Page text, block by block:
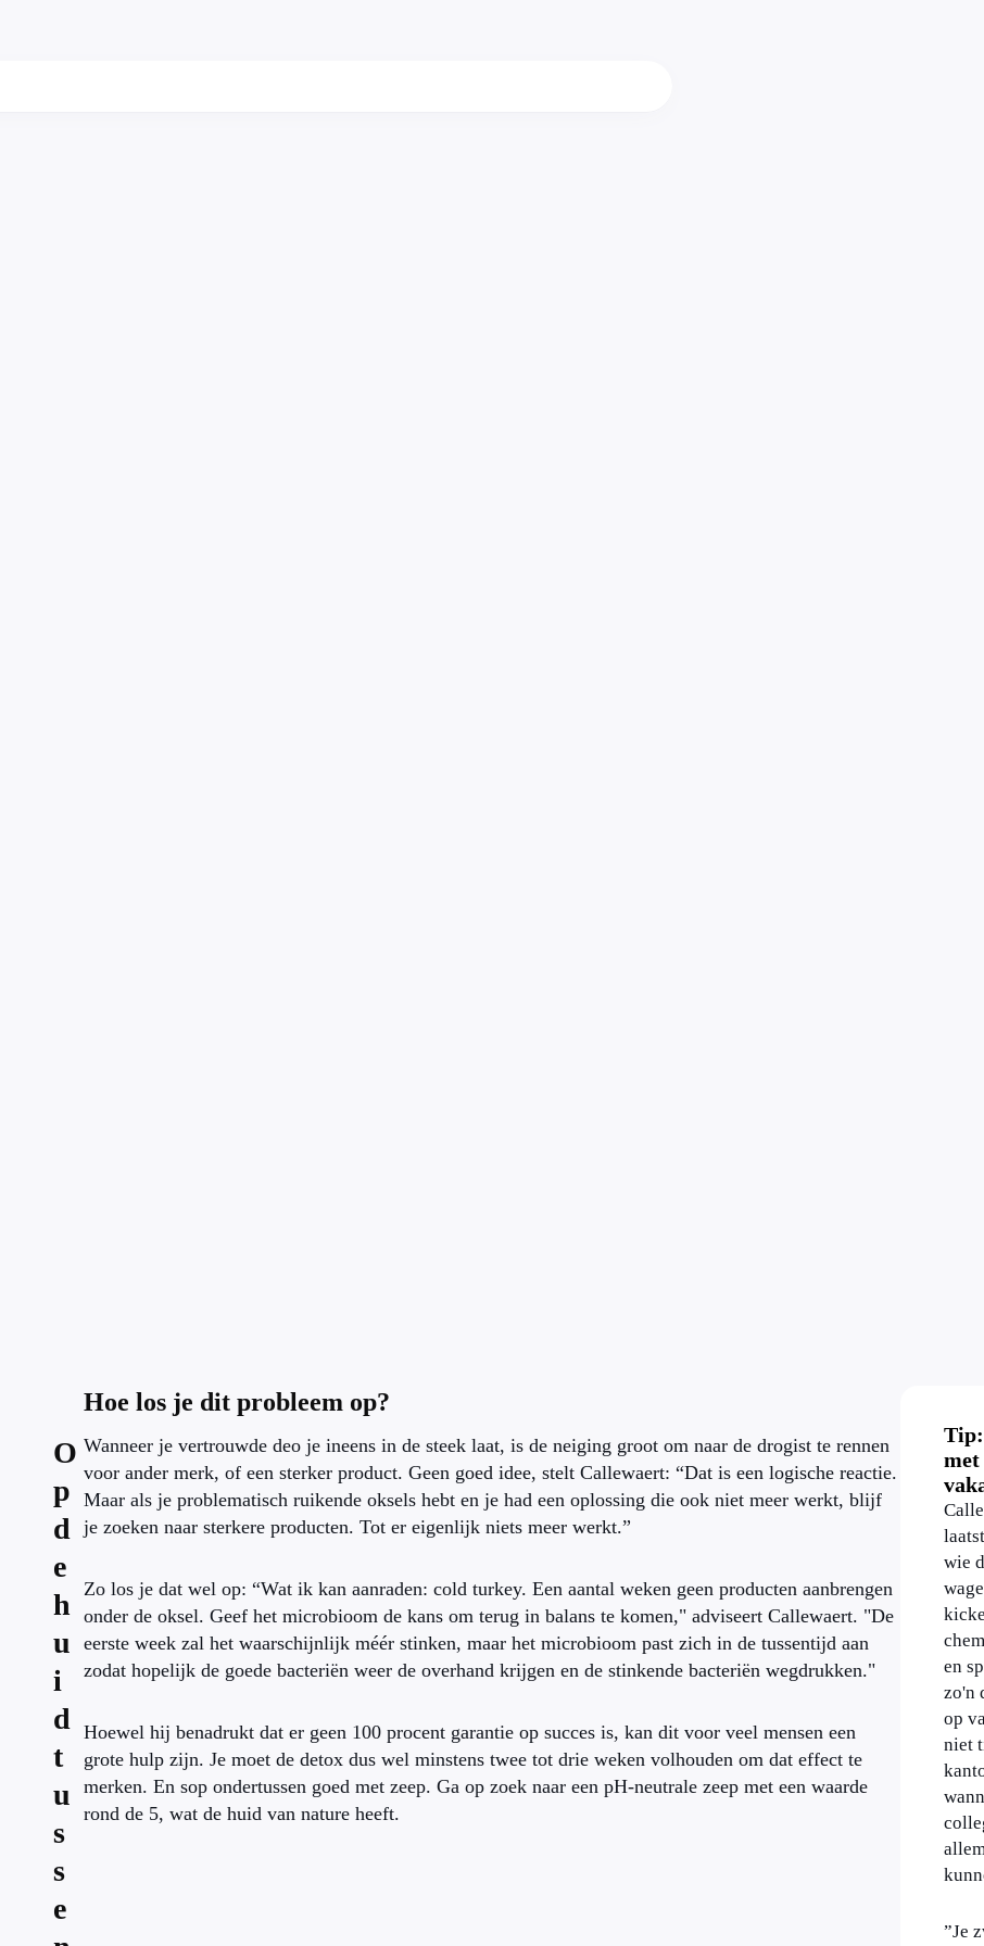
O
p
d
e
h
u
i
d
t
u
s
s
e
Hoe los je dit probleem op?
Wanneer je vertrouwde deo je ineens in de steek laat, is de neiging groot om naar de drogist te rennen
voor ander merk, of een sterker product. Geen goed idee, stelt Callewaert: “Dat is een logische reactie.
Maar als je problematisch ruikende oksels hebt en je had een oplossing die ook niet meer werkt, blijf
je zoeken naar sterkere producten. Tot er eigenlijk niets meer werkt.”
Zo los je dat wel op: “Wat ik kan aanraden: cold turkey. Een aantal weken geen producten aanbrengen
onder de oksel. Geef het microbioom de kans om terug in balans te komen," adviseert Callewaert. "De
eerste week zal het waarschijnlijk méér stinken, maar het microbioom past zich in de tussentijd aan
zodat hopelijk de goede bacteriën weer de overhand krijgen en de stinkende bacteriën wegdrukken."
Hoewel hij benadrukt dat er geen 100 procent garantie op succes is, kan dit voor veel mensen een
grote hulp zijn. Je moet de detox dus wel minstens twee tot drie weken volhouden om dat effect te
merken. En sop ondertussen goed met zeep. Ga op zoek naar een pH-neutrale zeep met een waarde
rond de 5, wat de huid van nature heeft.
met
wie
en
zo'n
op
niet
”Je